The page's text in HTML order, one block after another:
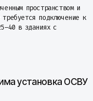
пространством и
подключение к
в зданиях с
установка ОСВУ